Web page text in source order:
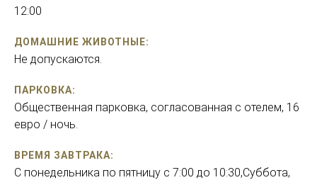
12:00
ДОМАШНИЕ ЖИВОТНЫЕ:
Не допускаются.
ПАРКОВКА:
Общественная парковка, согласованная с отелем, 16
евро / ночь.
ВРЕМЯ ЗАВТРАКА:
С понедельника по пятницу c 7:00 до 10:30,Суббота,